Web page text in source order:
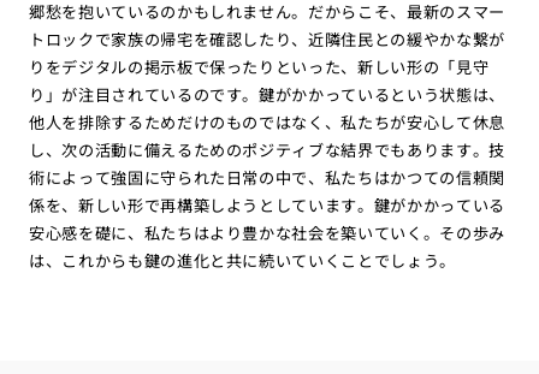
郷愁を抱いているのかもしれません。だからこそ、最新のスマー
トロックで家族の帰宅を確認したり、近隣住民との緩やかな繋が
りをデジタルの掲示板で保ったりといった、新しい形の「見守
り」が注目されているのです。鍵がかかっているという状態は、
他人を排除するためだけのものではなく、私たちが安心して休息
し、次の活動に備えるためのポジティブな結界でもあります。技
術によって強固に守られた日常の中で、私たちはかつての信頼関
係を、新しい形で再構築しようとしています。鍵がかかっている
安心感を礎に、私たちはより豊かな社会を築いていく。その歩み
は、これからも鍵の進化と共に続いていくことでしょう。